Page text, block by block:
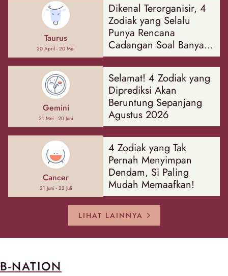
Taurus
20 April - 20 Mei
Dikenal Terorganisir, 4
Zodiak yang Selalu
Punya Rencana
Cadangan Soal Banyak
Hal
Gemini
21 Mei - 20 Juni
Selamat! 4 Zodiak yang
Diprediksi Akan
Beruntung Sepanjang
Agustus 2026
Cancer
21 Juni - 22 Juli
4 Zodiak yang Tak
Pernah Menyimpan
Dendam, Si Paling
Mudah Memaafkan!
LIHAT LAINNYA
B-NATION